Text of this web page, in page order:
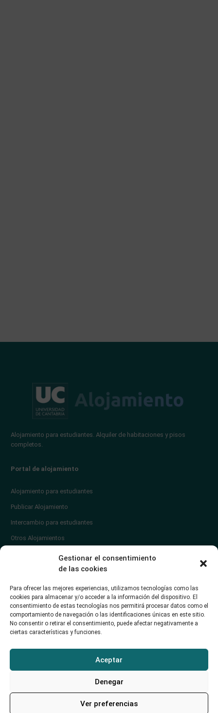
Gestionar el consentimiento
de las cookies
Para ofrecer las mejores experiencias, utilizamos tecnologías como las
cookies para almacenar y/o acceder a la información del dispositivo. El
consentimiento de estas tecnologías nos permitirá procesar datos como el
comportamiento de navegación o las identificaciones únicas en este sitio.
No consentir o retirar el consentimiento, puede afectar negativamente a
ciertas características y funciones.
Aceptar
Denegar
Ver preferencias
Alojamiento para estudiantes. Alquiler de habitaciones y pisos
completos.
Portal de alojamiento
Alojamiento para estudiantes
Publicar Alojamiento
Intercambio para estudiantes
Otros Alojamientos
¿Cómo publicar un anuncio?
Contacto
soporte@alojamientounican.es
Alojamiento Universidad de Cantabria Copyright © 2023​